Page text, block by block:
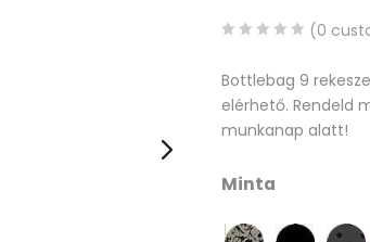
out
of
based
customer
(0
Bottlebag 9
elérhető. Rendeld
munkanap alatt!
Minta